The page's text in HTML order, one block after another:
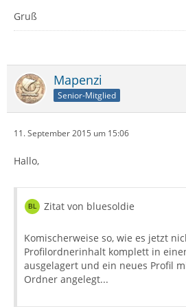
Gruß
Mapenzi
Senior-Mitglied
11. September 2015 um 15:06
Hallo,
Zitat von bluesoldie
Komischerweise so, wie es jetzt
Profilordnerinhalt komplett in
ausgelagert und ein neues Profil
Ordner angelegt...